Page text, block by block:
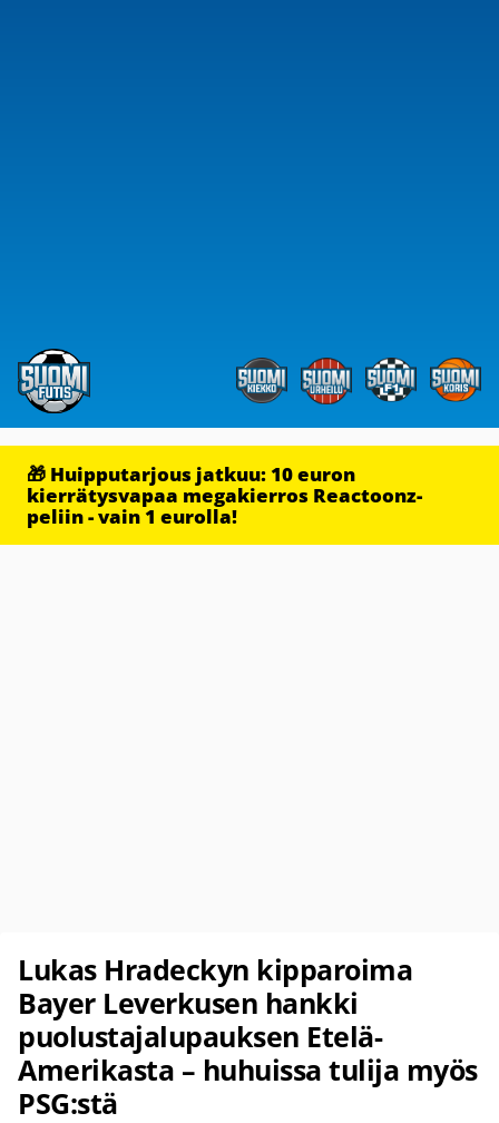
🎁 Huipputarjous jatkuu: 10 euron
kierrätysvapaa megakierros Reactoonz-
peliin - vain 1 eurolla!
Lukas Hradeckyn kipparoima
Bayer Leverkusen hankki
puolustajalupauksen Etelä-
Amerikasta – huhuissa tulija myös
PSG:stä